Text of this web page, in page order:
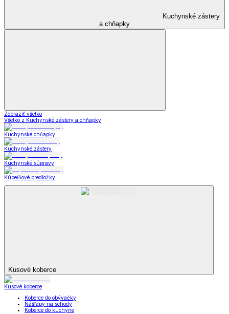
Kuchynské zástery
a chňapky
Zobraziť všetko
Všetko z Kuchynské zástery a chňapky
Kuchynské chňapky
Kuchynské zástery
Kuchynské súpravy
Kúpeľňové predložky
Kusové koberce
Kusové koberce
Koberce do obývačky
Nášľapy na schody
Koberce do kuchyne